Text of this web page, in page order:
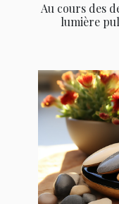
Au cours des
lumière